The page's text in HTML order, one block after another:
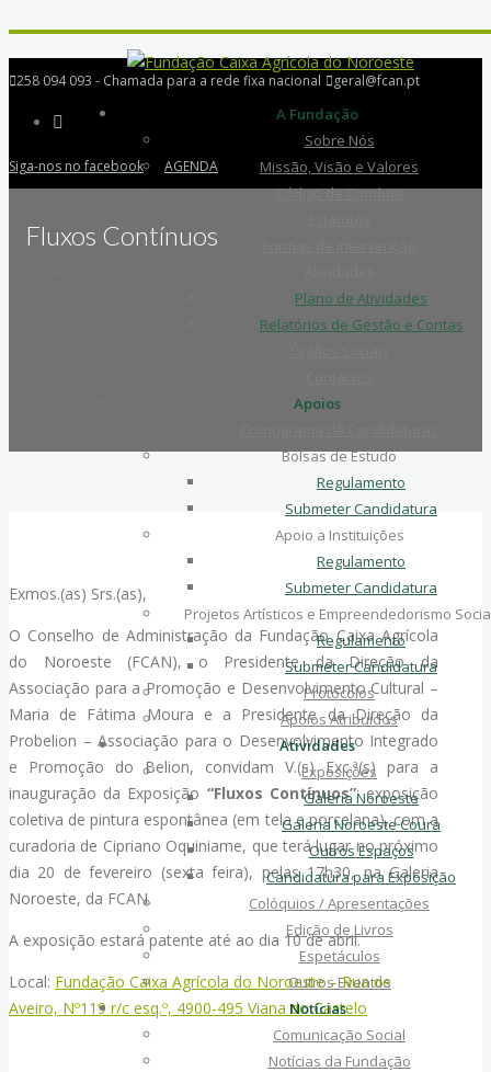
258 094 093 - Chamada para a rede fixa nacional geral@fcan.pt
Siga-nos no facebook AGENDA
A Fundação
Sobre Nós
Missão, Visão e Valores
Código de Conduta
Plano de Atividades
Relatórios de Gestão e Contas
Apoios
Bolsas de Estudo
Regulamento
Submeter Candidatura
Apoio a Instituições
Regulamento
Submeter Candidatura
Projetos Artísticos e Empreendedorismo
Regulamento
Submeter Candidatura
Protocolos
Apoios Atribuídos
Atividades
Exposições
Galeria Noroeste
Galeria Noroeste Coura
Outros Espaços
Candidatura para Exposição
Colóquios / Apresentações
Edição de Livros
Espetáculos
Outros Eventos
Notícias
Comunicação Social
Notícias da Fundação
Fluxos Contínuos
Exmos.(as) Srs.(as),
O Conselho de Administração da Fundação Caixa Agrícola
do Noroeste (FCAN), o Presidente da Direção da
Associação para a Promoção e Desenvolvimento Cultural –
Maria de Fátima Moura e a Presidente da Direção da
Probelion – Associação para o Desenvolvimento Integrado
e Promoção do Belion, convidam V.(s) Exc.ª(s) para a
inauguração da Exposição “Fluxos Contínuos”: exposição
coletiva de pintura espontânea (em tela e porcelana), com a
curadoria de Cipriano Oquiniame, que terá lugar no próximo
dia 20 de fevereiro (sexta feira), pelas 17h30, na Galeria
Noroeste, da FCAN.
A exposição estará patente até ao dia 10 de abril.
Local: Fundação Caixa Agrícola do Noroeste – Rua de
Aveiro, Nº119 r/c esq.º, 4900-495 Viana do Castelo